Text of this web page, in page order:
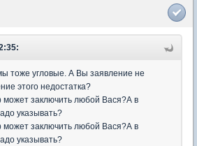
тоже угловые. А Вы заявление не
этого недостатка?
может заключить любой Вася?А в
указывать?
может заключить любой Вася?А в
указывать?